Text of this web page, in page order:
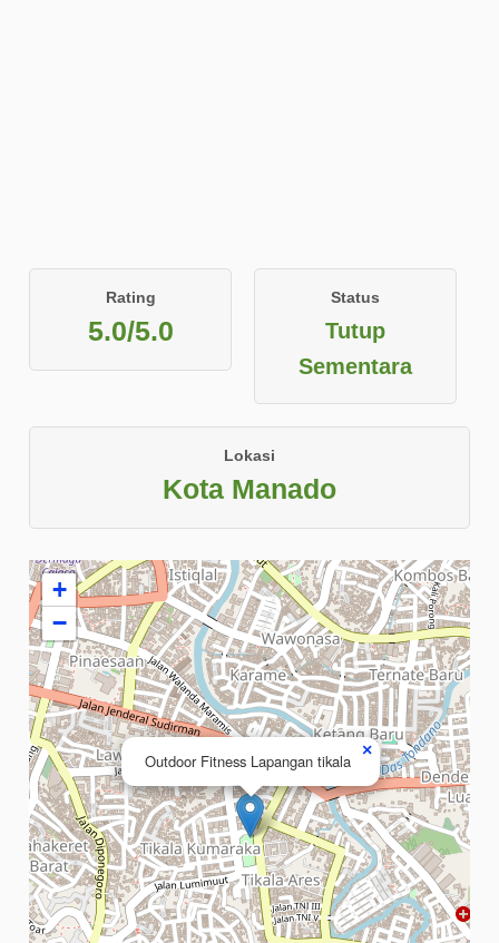
Rating
5.0/5.0
Status
Tutup
Sementara
Lokasi
Kota Manado
Outdoor Fitness Lapangan tikala
×
+
−